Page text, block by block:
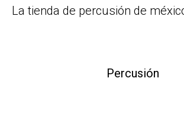
La tienda de percusión de
Percusión